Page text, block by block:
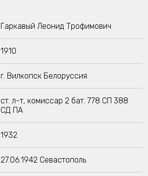
Гаркавый Леонид Трофимович
1910
г. Вилкопск Белоруссия
ст. л-т, комиссар 2 бат. 778 СП 388
СД ПА
1932
27.06.1942 Севастополь